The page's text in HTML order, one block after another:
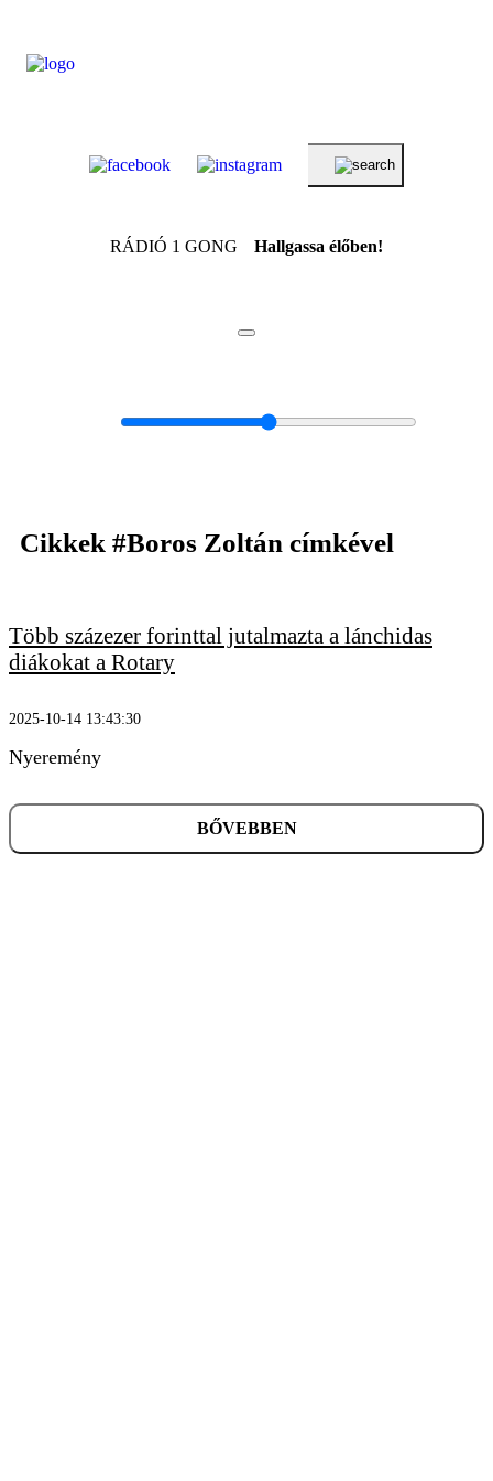
KERESÉS
RÁDIÓ 1 GONG Hallgassa élőben!
Cikkek #Boros Zoltán címkével
Több százezer forinttal jutalmazta a lánchidas
diákokat a Rotary
2025-10-14 13:43:30
Nyeremény
BŐVEBBEN